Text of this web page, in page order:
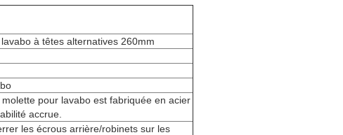
à têtes alternatives 260mm
pour lavabo est fabriquée en acier
accrue.
les écrous arrière/robinets sur les